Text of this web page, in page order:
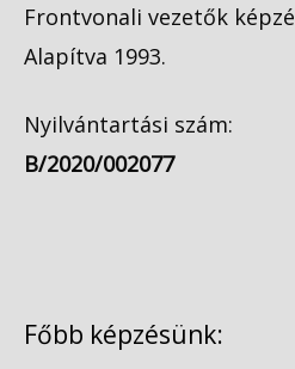
Frontvonali vezetők
Alapítva 1993.
Nyilvántartási szám:
B/2020/002077
Főbb képzésünk: